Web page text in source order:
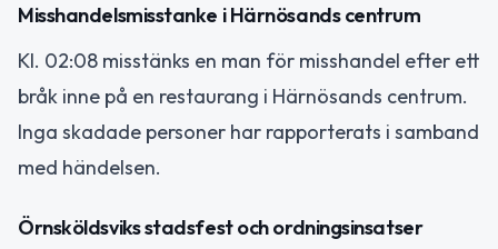
Misshandelsmisstanke i Härnösands centrum
Kl. 02:08 misstänks en man för misshandel efter ett
bråk inne på en restaurang i Härnösands centrum.
Inga skadade personer har rapporterats i samband
med händelsen.
Örnsköldsviks stadsfest och ordningsinsatser